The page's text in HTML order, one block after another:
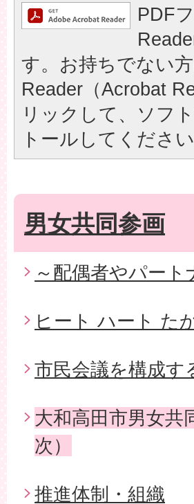
PDF
す。お持ちでない
Reader（Acrobat
リックして、ソフ
トールしてください
男女共同参画
～配偶者やパー
ヒート ハート た
市民会議を構成す
大和高田市男女共
次）
推進体制・組織